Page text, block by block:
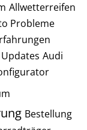
Allwetterreifen
Probleme
Audi
Bestellung